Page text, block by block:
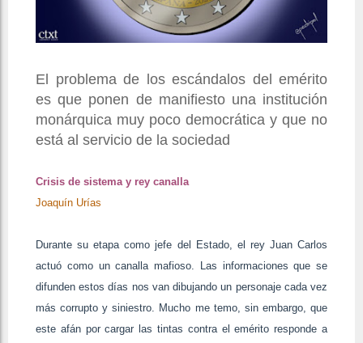
El problema de los escándalos del emérito
es que ponen de manifiesto una institución
monárquica muy poco democrática y que no
está al servicio de la sociedad
Crisis de sistema y rey canalla
Joaquín Urías
Durante su etapa como jefe del Estado, el rey Juan Carlos
actuó como un canalla mafioso. Las informaciones que se
difunden estos días nos van dibujando un personaje cada vez
más corrupto y siniestro. Mucho me temo, sin embargo, que
este afán por cargar las tintas contra el emérito responde a